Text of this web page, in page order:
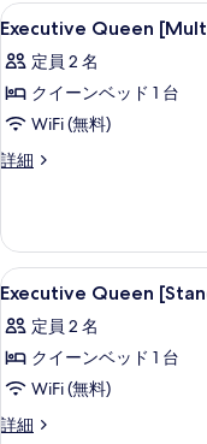
Executive
Queen
[Multiple
nights]
Great
value
す
べ
て
の
写
真
を
36
Executive Queen
定員 2 名
クイーンベッド 1 台
WiFi (無料)
詳細
Executive
Great
value
mult
詳
細
Executive
Queen
[Standard
Plan]
Best
Available
36
Executive Queen
定員 2 名
クイーンベッド 1 台
WiFi (無料)
詳細
Executive